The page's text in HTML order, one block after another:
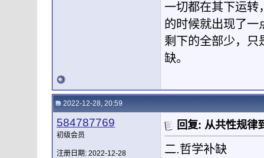
一切都在其下运转
的时候就出现了一
剩下的全部少，只
缺。
2022-12-28, 20:59
584787769
初级会员
注册日期: 2022-12-28
回复: 从共性规律
二.哲学补缺